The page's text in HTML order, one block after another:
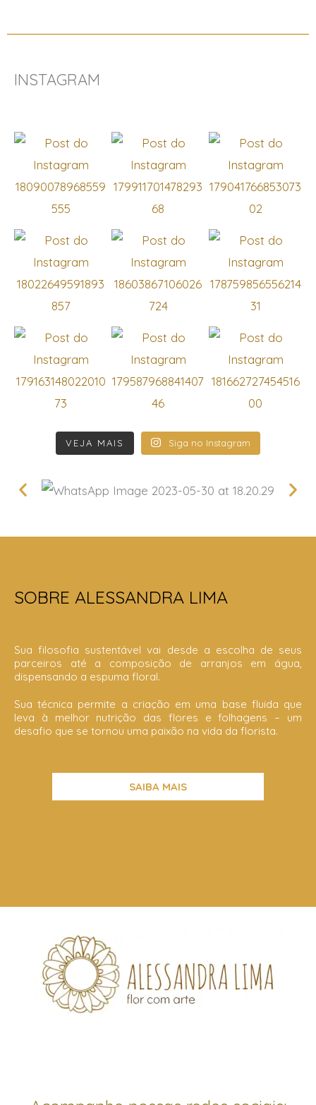
INSTAGRAM
VEJA MAIS Siga no Instagram
SOBRE ALESSANDRA LIMA
Sua filosofia sustentável vai desde a escolha de seus
parceiros até a composição de arranjos em água,
dispensando a espuma floral.
Sua técnica permite a criação em uma base fluida que
leva à melhor nutrição das flores e folhagens – um
desafio que se tornou uma paixão na vida da florista.
SAIBA MAIS